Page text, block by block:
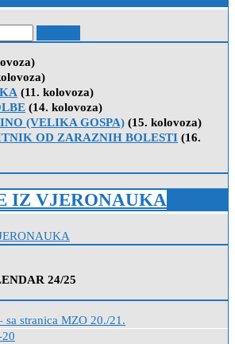
(11. kolovoza)
(14. kolovoza)
(VELIKA GOSPA) (15. kolovoza)
OD ZARAZNIH BOLESTI (16.
IZ VJERONAUKA
24/25
stranica MZO 20./21.